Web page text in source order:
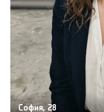
София, 28